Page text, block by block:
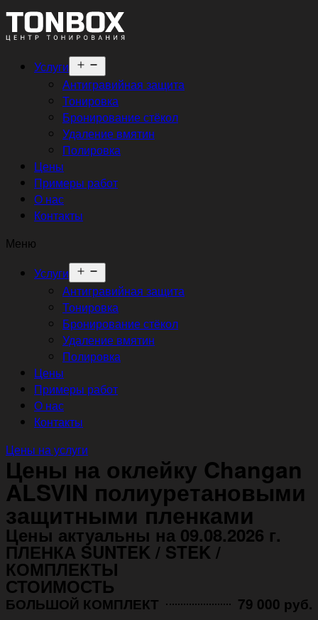
Услуги
меню
Антигравийная защита
Тонировка
Бронирование стёкол
Удаление вмятин
Полировка
Цены
Примеры работ
О нас
Контакты
Меню
Услуги
меню
Антигравийная защита
Тонировка
Бронирование стёкол
Удаление вмятин
Полировка
Цены
Примеры работ
О нас
Контакты
Цены на услуги
Цены на оклейку Changan
ALSVIN полиуретановыми
защитными пленками
Цены актуальны на 09.08.2026 г.
ПЛЕНКА SUNTEK / STEK /
КОМПЛЕКТЫ
СТОИМОСТЬ
БОЛЬШОЙ КОМПЛЕКТ 79 000 руб.